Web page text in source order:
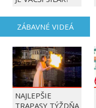
ZÁBAVNÉ VIDEÁ
NAJLEPŠIE
TRAPASY TÝŽDŇA